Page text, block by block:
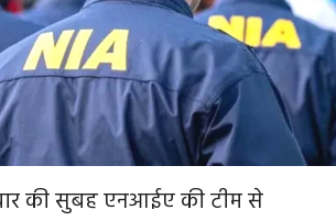
की सुबह एनआईए की टीम से